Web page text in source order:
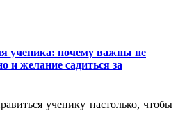
ученика: почему важны не
и желание садиться за
ученику настолько, чтобы